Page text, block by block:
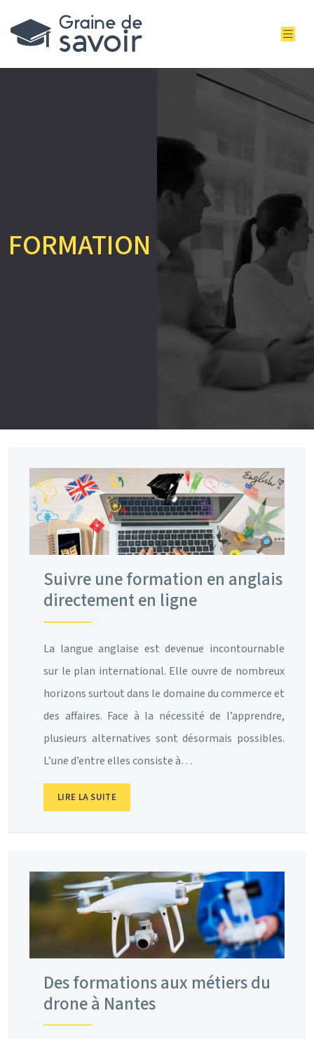
FORMATION
Suivre une formation en anglais
directement en ligne
La langue anglaise est devenue incontournable
sur le plan international. Elle ouvre de nombreux
horizons surtout dans le domaine du commerce et
des affaires. Face à la nécessité de l’apprendre,
plusieurs alternatives sont désormais possibles.
L’une d’entre elles consiste à…
LIRE LA SUITE
Des formations aux métiers du
drone à Nantes